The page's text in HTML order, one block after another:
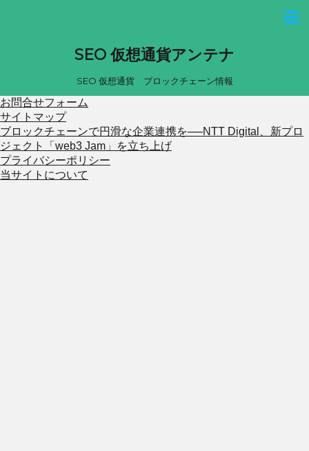
SEO 仮想通貨アンテナ
SEO 仮想通貨 ブロックチェーン情報
お問合せフォーム
サイトマップ
ブロックチェーンで円滑な企業連携を──NTT Digital、新プロ
ジェクト「web3 Jam」を立ち上げ
プライバシーポリシー
当サイトについて